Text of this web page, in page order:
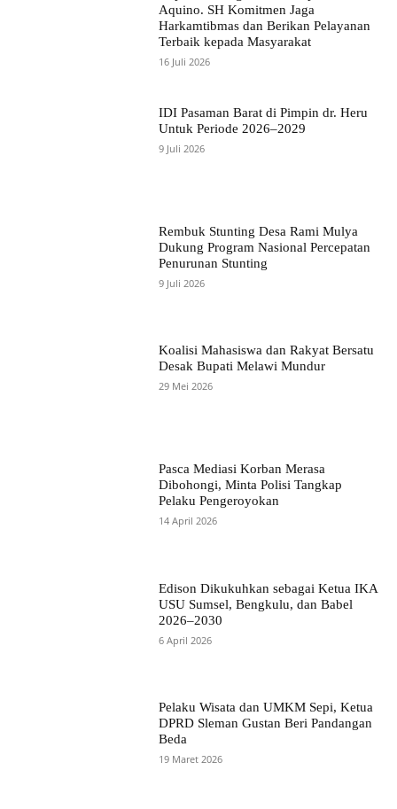
Aquino. SH Komitmen Jaga
Harkamtibmas dan Berikan Pelayanan
Terbaik kepada Masyarakat
16 Juli 2026
IDI Pasaman Barat di Pimpin dr. Heru
Untuk Periode 2026–2029
9 Juli 2026
Rembuk Stunting Desa Rami Mulya
Dukung Program Nasional Percepatan
Penurunan Stunting
9 Juli 2026
Koalisi Mahasiswa dan Rakyat Bersatu
Desak Bupati Melawi Mundur
29 Mei 2026
Pasca Mediasi Korban Merasa
Dibohongi, Minta Polisi Tangkap
Pelaku Pengeroyokan
14 April 2026
Edison Dikukuhkan sebagai Ketua IKA
USU Sumsel, Bengkulu, dan Babel
2026–2030
6 April 2026
Pelaku Wisata dan UMKM Sepi, Ketua
DPRD Sleman Gustan Beri Pandangan
Beda
19 Maret 2026